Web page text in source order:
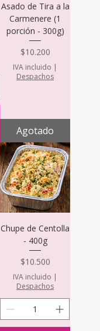
Asado de Tira a la
Carmenere (1
porción - 300g)
Precio
$10.200
IVA incluido |
Despachos
Agotado
Chupe de Centolla
- 400g
Precio
$10.500
IVA incluido |
Despachos